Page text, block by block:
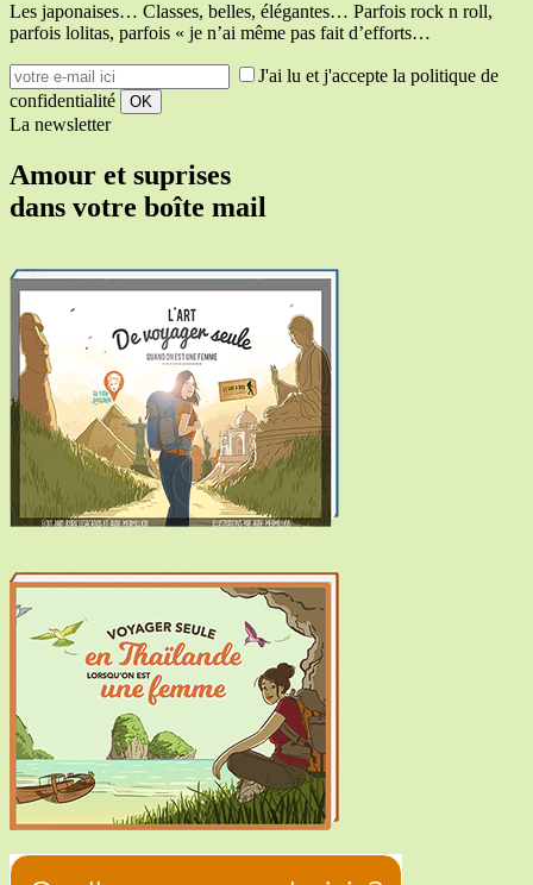
Les japonaises… Classes, belles, élégantes… Parfois rock n roll,
parfois lolitas, parfois « je n’ai même pas fait d’efforts…
J'ai lu et j'accepte la politique de
confidentialité
La newsletter
Amour et suprises
dans votre boîte mail